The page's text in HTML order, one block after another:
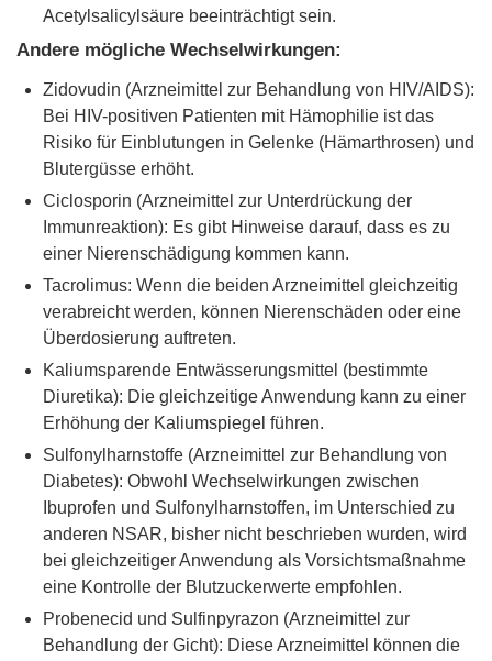
Acetylsalicylsäure beeinträchtigt sein.
Andere mögliche Wechselwirkungen:
Zidovudin (Arzneimittel zur Behandlung von HIV/AIDS):
Bei HIV-positiven Patienten mit Hämophilie ist das
Risiko für Einblutungen in Gelenke (Hämarthrosen) und
Blutergüsse erhöht.
Ciclosporin (Arzneimittel zur Unterdrückung der
Immunreaktion): Es gibt Hinweise darauf, dass es zu
einer Nierenschädigung kommen kann.
Tacrolimus: Wenn die beiden Arzneimittel gleichzeitig
verabreicht werden, können Nierenschäden oder eine
Überdosierung auftreten.
Kaliumsparende Entwässerungsmittel (bestimmte
Diuretika): Die gleichzeitige Anwendung kann zu einer
Erhöhung der Kaliumspiegel führen.
Sulfonylharnstoffe (Arzneimittel zur Behandlung von
Diabetes): Obwohl Wechselwirkungen zwischen
Ibuprofen und Sulfonylharnstoffen, im Unterschied zu
anderen NSAR, bisher nicht beschrieben wurden, wird
bei gleichzeitiger Anwendung als Vorsichtsmaßnahme
eine Kontrolle der Blutzuckerwerte empfohlen.
Probenecid und Sulfinpyrazon (Arzneimittel zur
Behandlung der Gicht): Diese Arzneimittel können die